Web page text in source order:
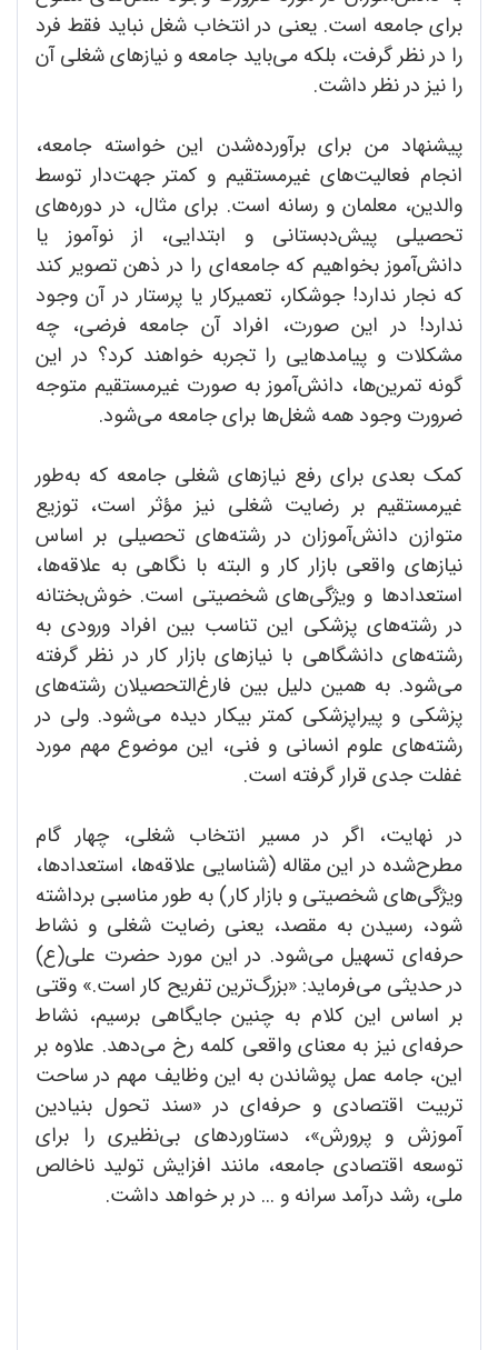
برای جامعه است. یعنی در انتخاب شغل نباید فقط فرد
را در نظر گرفت، بلکه می‌باید جامعه و نیازهای شغلی آن
را نیز در نظر داشت.
پیشنهاد من برای برآورده‌شدن این خواسته جامعه،
انجام فعالیت‌های غیرمستقیم و کمتر جهت‌دار توسط
والدین، معلمان و رسانه است. برای مثال، در دوره‌های
تحصیلی پیش‌دبستانی و ابتدایی، از نوآموز یا
دانش‌آموز بخواهیم که‌ جامعه‌ای را در ذهن تصویر کند
که نجار ندارد! جوشکار، تعمیرکار یا پرستار در آن وجود
ندارد! در این صورت، افراد آن جامعه فرضی، چه
مشکلات و پیامدهایی را تجربه خواهند کرد؟ در این
گونه تمرین‌ها، دانش‌آموز به صورت غیر‌مستقیم متوجه
ضرورت وجود همه شغل‌ها برای جامعه می‌شود.
کمک بعدی برای رفع نیازهای شغلی جامعه‌ که به‌طور
غیرمستقیم بر رضایت شغلی نیز مؤثر است، توزیع
متوازن دانش‌آموزان در رشته‌های تحصیلی بر اساس
نیازهای واقعی بازار کار و البته با نگاهی به علاقه‌ها،
استعدادها و ویژگی‌های شخصیتی است. خوش‌بختانه
در رشته‌های پزشکی این تناسب بین افراد ورودی به
رشته‌های دانشگاهی با نیازهای بازار کار در نظر گرفته
می‌شود. به همین دلیل بین فارغ‌التحصیلان رشته‌های
پزشکی و پیراپزشکی کمتر بیکار دیده می‌شود. ولی در
رشته‌های علوم انسانی و فنی، این موضوع مهم مورد
غفلت جدی قرار گرفته است.
در نهایت، اگر در مسیر انتخاب شغلی، چهار گام
مطرح‌شده در این مقاله (شناسایی علاقه‌ها، استعدادها،
ویژگی‌های شخصیتی و بازار کار) به طور مناسبی برداشته
شود، رسیدن به مقصد، یعنی رضایت شغلی و نشاط
حرفه‌ای تسهیل می‌شود. در این مورد حضرت علی(ع)
در حدیثی می‌فرماید: «بزرگ‌ترین تفریح کار است.» وقتی
بر اساس این کلام به چنین جایگاهی برسیم، نشاط
حرفه‌ای نیز به معنای واقعی کلمه رخ می‌دهد. علاوه بر
این، جامه عمل پوشاندن به این وظایف مهم در ساحت
تربیت اقتصادی و حرفه‌ای در «سند تحول بنیادین
آموزش و پرورش»، دستاوردهای بی‌نظیری را برای
توسعه اقتصادی جامعه، مانند افزایش تولید ناخالص
ملی، رشد درآمد سرانه و ... در بر خواهد داشت.